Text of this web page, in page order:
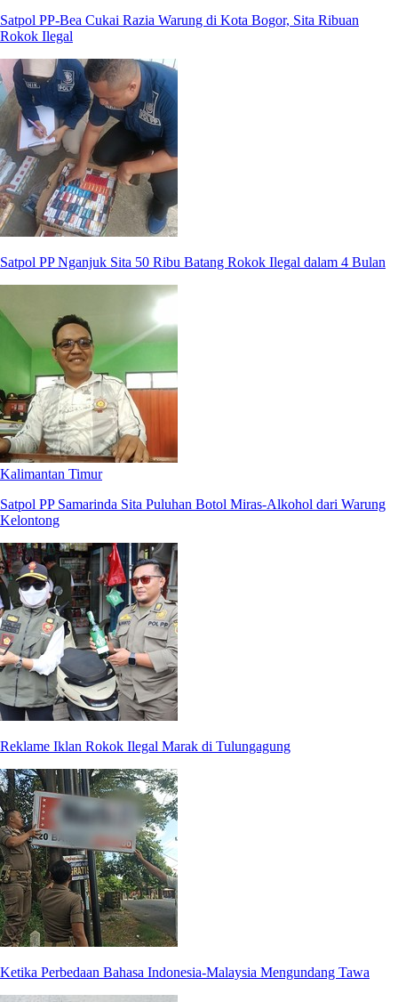
Satpol PP-Bea Cukai Razia Warung di Kota Bogor, Sita Ribuan
Rokok Ilegal
Satpol PP Nganjuk Sita 50 Ribu Batang Rokok Ilegal dalam 4 Bulan
Kalimantan Timur
Satpol PP Samarinda Sita Puluhan Botol Miras-Alkohol dari Warung
Kelontong
Reklame Iklan Rokok Ilegal Marak di Tulungagung
Ketika Perbedaan Bahasa Indonesia-Malaysia Mengundang Tawa